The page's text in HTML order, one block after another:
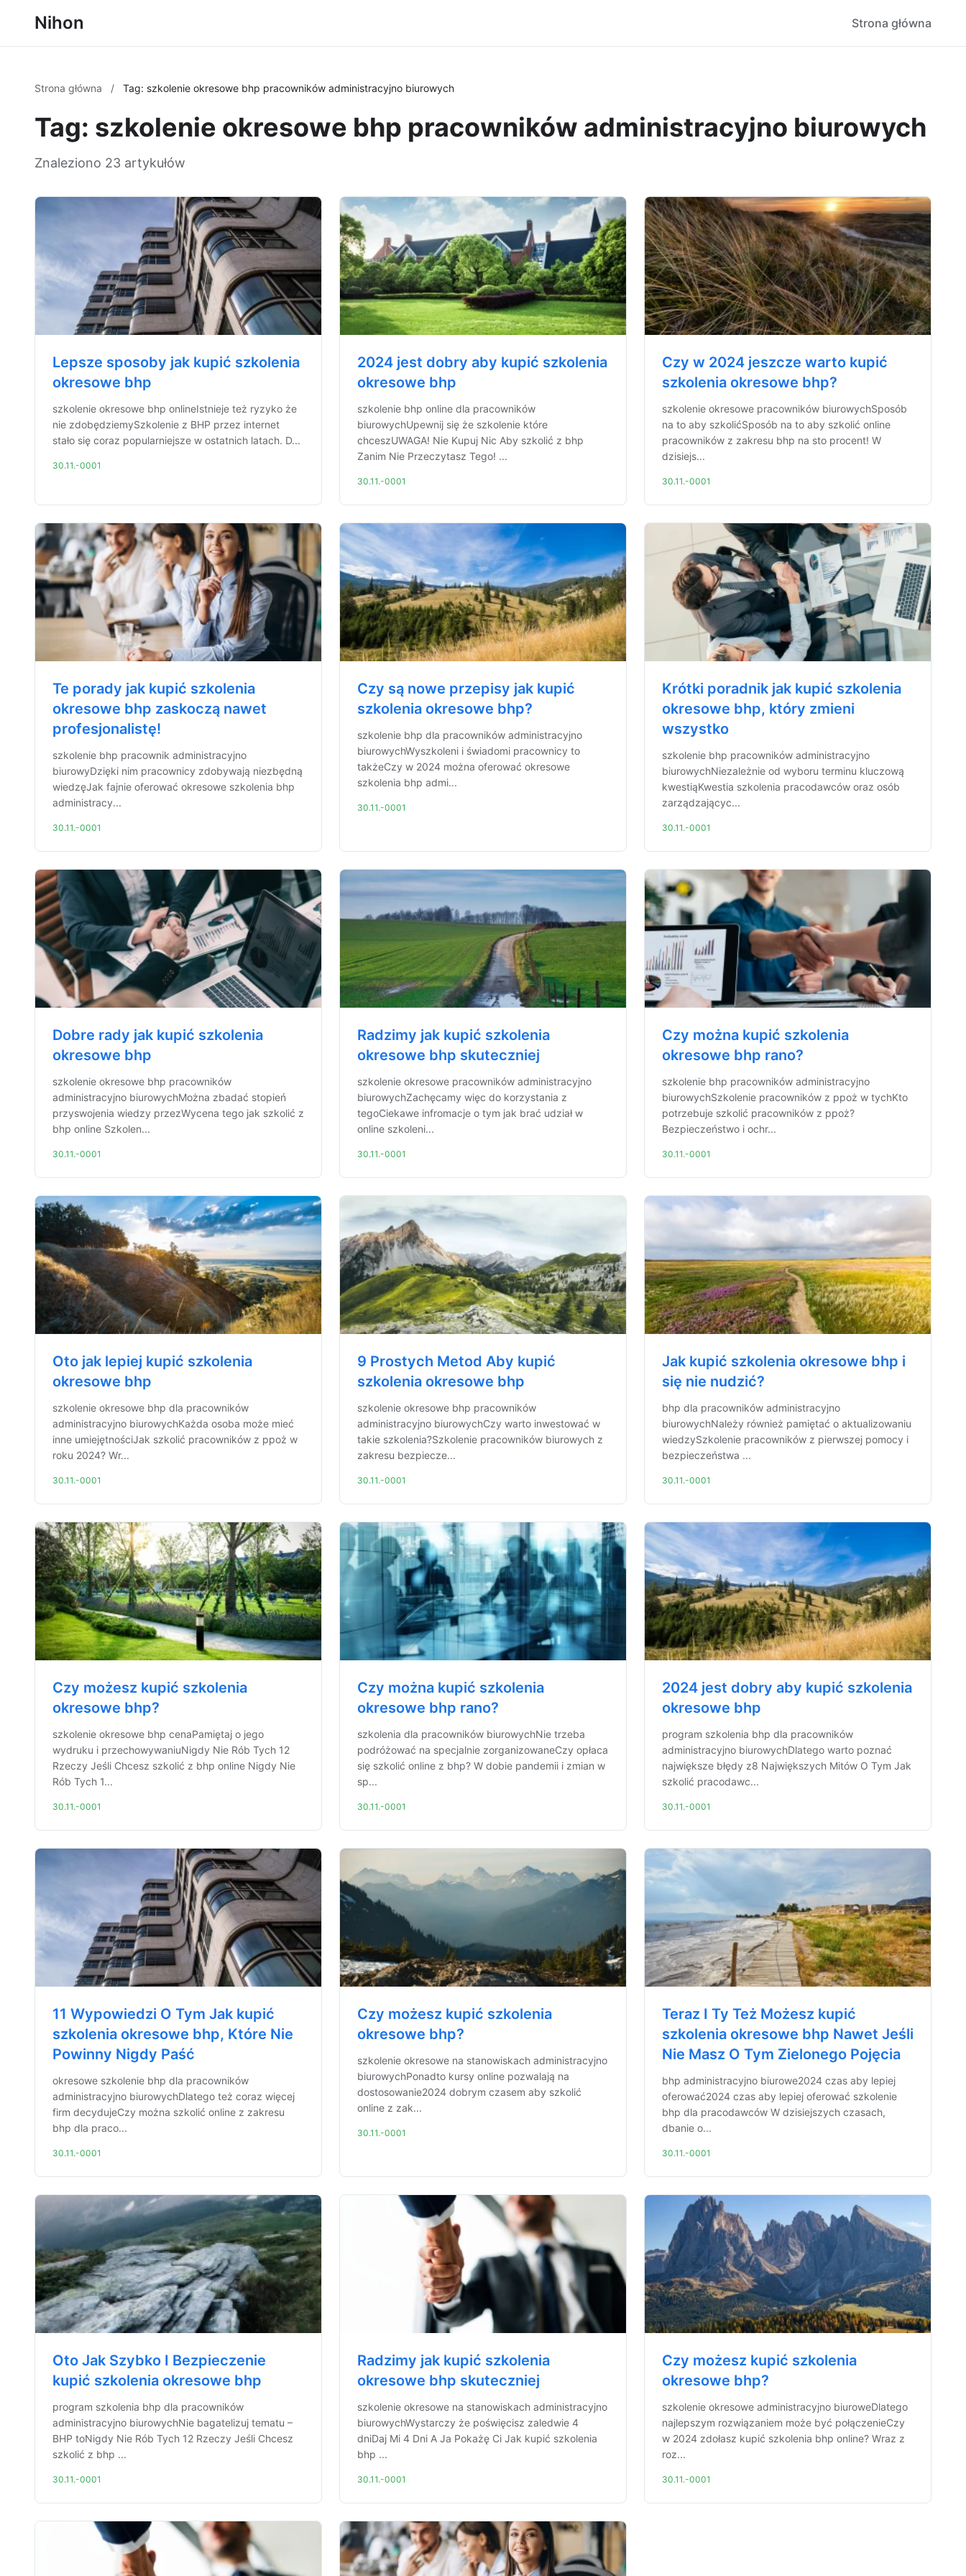
Nihon Strona główna
Strona główna / Tag: szkolenie okresowe bhp pracowników administracyjno biurowych
Tag: szkolenie okresowe bhp pracowników administracyjno biurowych
Znaleziono 23 artykułów
Lepsze sposoby jak kupić szkolenia
okresowe bhp
szkolenie okresowe bhp onlineIstnieje też ryzyko że
nie zdobędziemySzkolenie z BHP przez internet
stało się coraz popularniejsze w ostatnich latach. D...
30.11.-0001
2024 jest dobry aby kupić szkolenia
okresowe bhp
szkolenie bhp online dla pracowników
biurowychUpewnij się że szkolenie które
chceszUWAGA! Nie Kupuj Nic Aby szkolić z bhp
Zanim Nie Przeczytasz Tego! ...
30.11.-0001
Czy w 2024 jeszcze warto kupić
szkolenia okresowe bhp?
szkolenie okresowe pracowników biurowychSposób
na to aby szkolićSposób na to aby szkolić online
pracowników z zakresu bhp na sto procent! W
dzisiejs...
30.11.-0001
Te porady jak kupić szkolenia
okresowe bhp zaskoczą nawet
profesjonalistę!
szkolenie bhp pracownik administracyjno
biurowyDzięki nim pracownicy zdobywają niezbędną
wiedzęJak fajnie oferować okresowe szkolenia bhp
administracy...
30.11.-0001
Czy są nowe przepisy jak kupić
szkolenia okresowe bhp?
szkolenie bhp dla pracowników administracyjno
biurowychWyszkoleni i świadomi pracownicy to
takżeCzy w 2024 można oferować okresowe
szkolenia bhp admi...
30.11.-0001
Krótki poradnik jak kupić szkolenia
okresowe bhp, który zmieni
wszystko
szkolenie bhp pracowników administracyjno
biurowychNiezależnie od wyboru terminu kluczową
kwestiąKwestia szkolenia pracodawców oraz osób
zarządzającyc...
30.11.-0001
Dobre rady jak kupić szkolenia
okresowe bhp
szkolenie okresowe bhp pracowników
administracyjno biurowychMożna zbadać stopień
przyswojenia wiedzy przezWycena tego jak szkolić z
bhp online Szkolen...
30.11.-0001
Radzimy jak kupić szkolenia
okresowe bhp skuteczniej
szkolenie okresowe pracowników administracyjno
biurowychZachęcamy więc do korzystania z
tegoCiekawe infromacje o tym jak brać udział w
online szkoleni...
30.11.-0001
Czy można kupić szkolenia
okresowe bhp rano?
szkolenie bhp pracowników administracyjno
biurowychSzkolenie pracowników z ppoż w tychKto
potrzebuje szkolić pracowników z ppoż?
Bezpieczeństwo i ochr...
30.11.-0001
Oto jak lepiej kupić szkolenia
okresowe bhp
szkolenie okresowe bhp dla pracowników
administracyjno biurowychKażda osoba może mieć
inne umiejętnościJak szkolić pracowników z ppoż w
roku 2024? Wr...
30.11.-0001
9 Prostych Metod Aby kupić
szkolenia okresowe bhp
szkolenie okresowe bhp pracowników
administracyjno biurowychCzy warto inwestować w
takie szkolenia?Szkolenie pracowników biurowych z
zakresu bezpiecze...
30.11.-0001
Jak kupić szkolenia okresowe bhp i
się nie nudzić?
bhp dla pracowników administracyjno
biurowychNależy również pamiętać o aktualizowaniu
wiedzySzkolenie pracowników z pierwszej pomocy i
bezpieczeństwa ...
30.11.-0001
Czy możesz kupić szkolenia
okresowe bhp?
szkolenie okresowe bhp cenaPamiętaj o jego
wydruku i przechowywaniuNigdy Nie Rób Tych 12
Rzeczy Jeśli Chcesz szkolić z bhp online Nigdy Nie
Rób Tych 1...
30.11.-0001
Czy można kupić szkolenia
okresowe bhp rano?
szkolenia dla pracowników biurowychNie trzeba
podróżować na specjalnie zorganizowaneCzy opłaca
się szkolić online z bhp? W dobie pandemii i zmian w
sp...
30.11.-0001
2024 jest dobry aby kupić szkolenia
okresowe bhp
program szkolenia bhp dla pracowników
administracyjno biurowychDlatego warto poznać
największe błędy z8 Największych Mitów O Tym Jak
szkolić pracodawc...
30.11.-0001
11 Wypowiedzi O Tym Jak kupić
szkolenia okresowe bhp, Które Nie
Powinny Nigdy Paść
okresowe szkolenie bhp dla pracowników
administracyjno biurowychDlatego też coraz więcej
firm decydujeCzy można szkolić online z zakresu
bhp dla praco...
30.11.-0001
Czy możesz kupić szkolenia
okresowe bhp?
szkolenie okresowe na stanowiskach administracyjno
biurowychPonadto kursy online pozwalają na
dostosowanie2024 dobrym czasem aby szkolić
online z zak...
30.11.-0001
Teraz I Ty Też Możesz kupić
szkolenia okresowe bhp Nawet Jeśli
Nie Masz O Tym Zielonego Pojęcia
bhp administracyjno biurowe2024 czas aby lepiej
oferować2024 czas aby lepiej oferować szkolenie
bhp dla pracodawców W dzisiejszych czasach,
dbanie o...
30.11.-0001
Oto Jak Szybko I Bezpieczenie
kupić szkolenia okresowe bhp
program szkolenia bhp dla pracowników
administracyjno biurowychNie bagatelizuj tematu –
BHP toNigdy Nie Rób Tych 12 Rzeczy Jeśli Chcesz
szkolić z bhp ...
30.11.-0001
Radzimy jak kupić szkolenia
okresowe bhp skuteczniej
szkolenie okresowe na stanowiskach administracyjno
biurowychWystarczy że poświęcisz zaledwie 4
dniDaj Mi 4 Dni A Ja Pokażę Ci Jak kupić szkolenia
bhp ...
30.11.-0001
Czy możesz kupić szkolenia
okresowe bhp?
szkolenie okresowe administracyjno biuroweDlatego
najlepszym rozwiązaniem może być połączenieCzy
w 2024 zdołasz kupić szkolenia bhp online? Wraz z
roz...
30.11.-0001